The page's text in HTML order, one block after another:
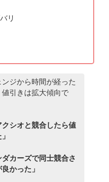
リ
ジから時間が経った
値引きは拡大傾向で
クシオと競合したら値
ダカーズで同士競合さ
かった」